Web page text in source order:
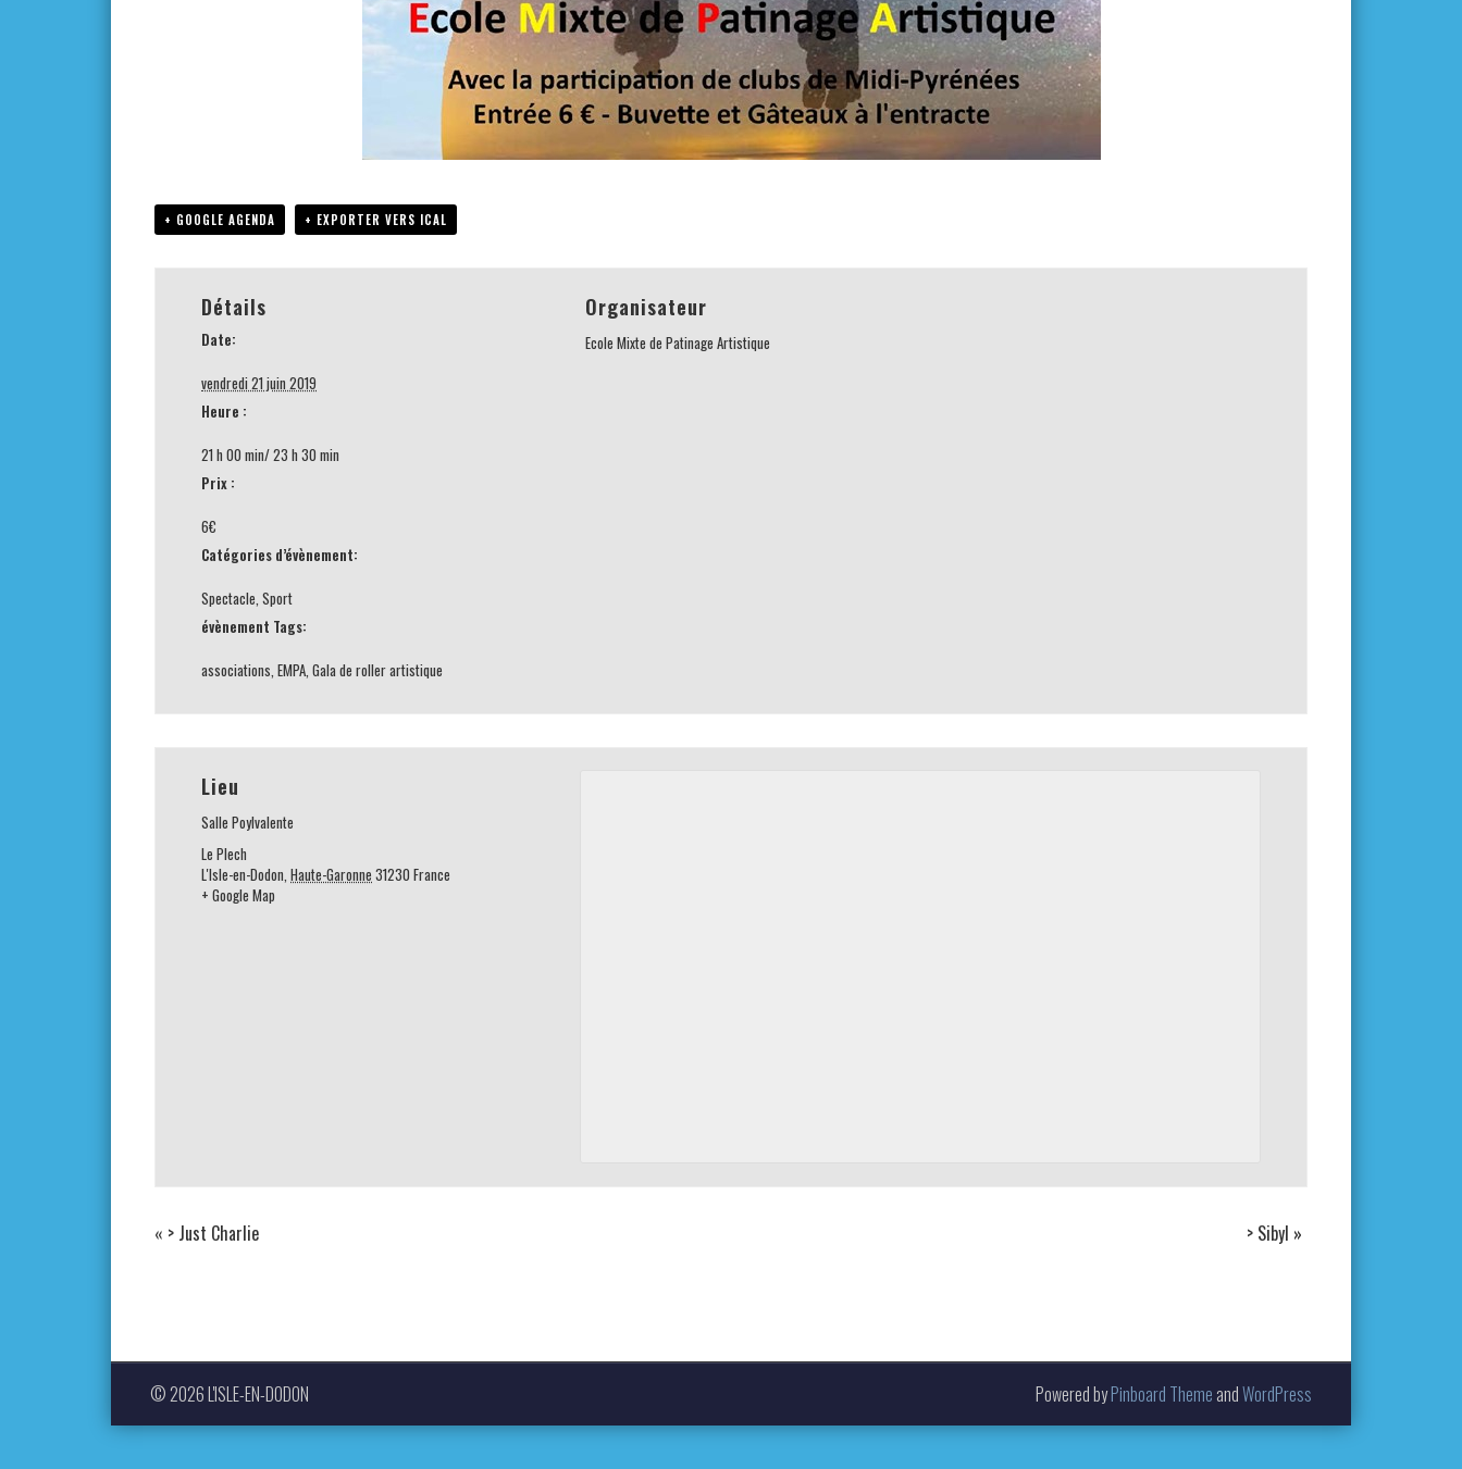
+ GOOGLE AGENDA + EXPORTER VERS ICAL
Détails
Date:
vendredi 21 juin 2019
Heure :
21 h 00 min/ 23 h 30 min
Prix :
6€
Catégories d’évènement:
Spectacle,Sport
évènement Tags:
associations,EMPA,Gala de roller artistique
Organisateur
Ecole Mixte de Patinage Artistique
Lieu
Salle Poylvalente
Le Plech
L'Isle-en-Dodon, Haute-Garonne 31230 France
+ Google Map
« > Just Charlie > Sibyl »
© 2026 L'ISLE-EN-DODON Powered byPinboard Theme andWordPress